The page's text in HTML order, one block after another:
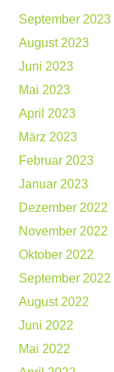
September 2023
August 2023
Juni 2023
Mai 2023
April 2023
März 2023
Februar 2023
Januar 2023
Dezember 2022
November 2022
Oktober 2022
September 2022
August 2022
Juni 2022
Mai 2022